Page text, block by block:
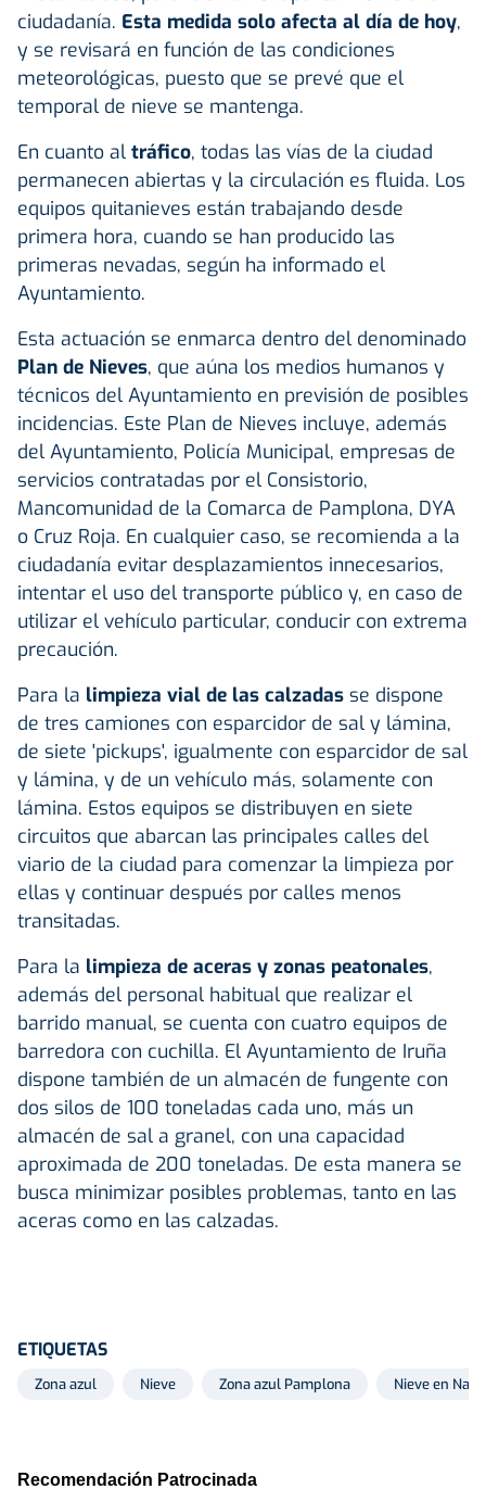
ciudadanía. Esta medida solo afecta al día de hoy,
y se revisará en función de las condiciones
meteorológicas, puesto que se prevé que el
temporal de nieve se mantenga.
En cuanto al tráfico, todas las vías de la ciudad
permanecen abiertas y la circulación es fluida. Los
equipos quitanieves están trabajando desde
primera hora, cuando se han producido las
primeras nevadas, según ha informado el
Ayuntamiento.
Esta actuación se enmarca dentro del denominado
Plan de Nieves, que aúna los medios humanos y
técnicos del Ayuntamiento en previsión de posibles
incidencias. Este Plan de Nieves incluye, además
del Ayuntamiento, Policía Municipal, empresas de
servicios contratadas por el Consistorio,
Mancomunidad de la Comarca de Pamplona, DYA
o Cruz Roja. En cualquier caso, se recomienda a la
ciudadanía evitar desplazamientos innecesarios,
intentar el uso del transporte público y, en caso de
utilizar el vehículo particular, conducir con extrema
precaución.
Para la limpieza vial de las calzadas se dispone
de tres camiones con esparcidor de sal y lámina,
de siete 'pickups', igualmente con esparcidor de sal
y lámina, y de un vehículo más, solamente con
lámina. Estos equipos se distribuyen en siete
circuitos que abarcan las principales calles del
viario de la ciudad para comenzar la limpieza por
ellas y continuar después por calles menos
transitadas.
Para la limpieza de aceras y zonas peatonales,
además del personal habitual que realizar el
barrido manual, se cuenta con cuatro equipos de
barredora con cuchilla. El Ayuntamiento de Iruña
dispone también de un almacén de fungente con
dos silos de 100 toneladas cada uno, más un
almacén de sal a granel, con una capacidad
aproximada de 200 toneladas. De esta manera se
busca minimizar posibles problemas, tanto en las
aceras como en las calzadas.
ETIQUETAS
Zona azul Nieve Zona azul Pamplona Nieve en